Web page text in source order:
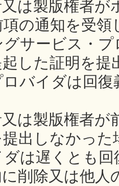
は製版権者
の通知を受領
グサービス・
した証明を
ロバイダは回
は製版権者が
出しなかっ
は遅くとも
削除又は他人